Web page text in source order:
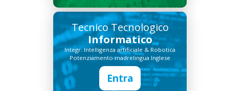
Tecnico Tecnologico
Informatico
Integr. Intelligenza artificiale & Robotica
Potenziamento madrelingua Inglese
Entra